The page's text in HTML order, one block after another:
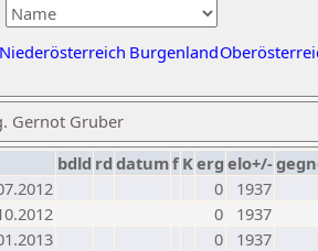
Niederösterreich Burgenland
Gernot Gruber
bdld rd datumf Kerg elo+/-
0
1937
0
1937
0
1937